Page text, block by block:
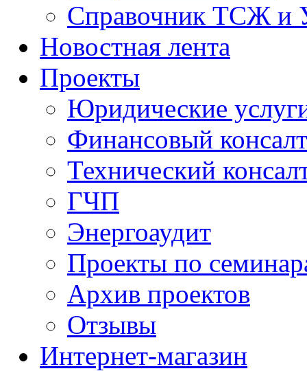
Справочник ТСЖ и
Новостная лента
Проекты
Юридические
Финансовый
Технический
ГЧП
Энергоаудит
Проекты по
Архив проектов
Отзывы
Интернет-магазин